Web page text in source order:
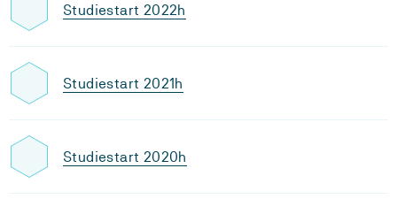
Studiestart 2022h
Studiestart 2021h
Studiestart 2020h